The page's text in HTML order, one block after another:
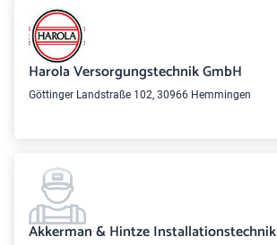
Harola Versorgungstechnik GmbH
Göttinger Landstraße 102, 30966 Hemmingen
Akkerman & Hintze Installationstechnik